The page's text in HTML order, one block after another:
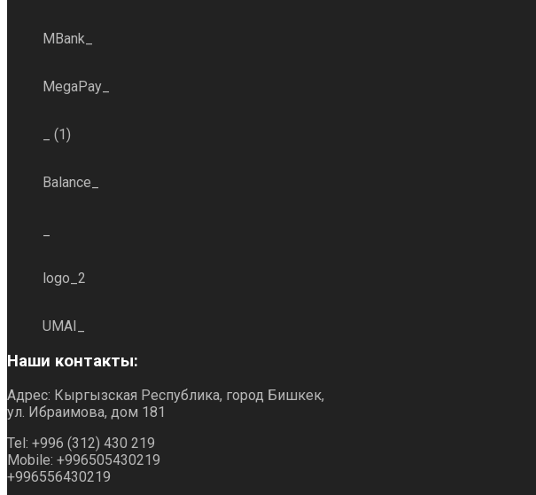
MBank_
MegaPay_
_ (1)
Balance_
logo_2
UMAI_
Наши контакты:
Адрес: Кыргызская Республика, город Бишкек,
ул. Ибраимова, дом 181
Tel: +996 (312) 430 219
Mobile: +996505430219
+996556430219